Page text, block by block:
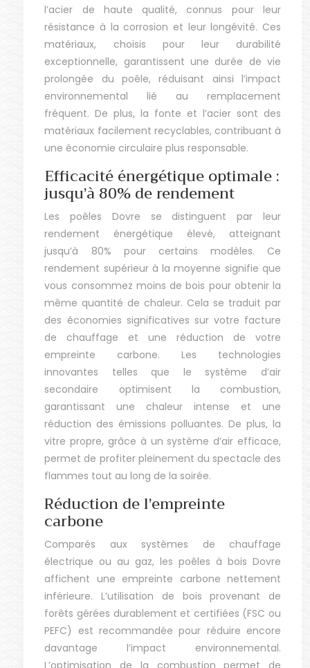
l’acier de haute qualité, connus pour leur
résistance à la corrosion et leur longévité. Ces
matériaux, choisis pour leur durabilité
exceptionnelle, garantissent une durée de vie
prolongée du poêle, réduisant ainsi l’impact
environnemental lié au remplacement
fréquent. De plus, la fonte et l’acier sont des
matériaux facilement recyclables, contribuant à
une économie circulaire plus responsable.
Efficacité énergétique optimale :
jusqu’à 80% de rendement
Les poêles Dovre se distinguent par leur
rendement énergétique élevé, atteignant
jusqu’à 80% pour certains modèles. Ce
rendement supérieur à la moyenne signifie que
vous consommez moins de bois pour obtenir la
même quantité de chaleur. Cela se traduit par
des économies significatives sur votre facture
de chauffage et une réduction de votre
empreinte carbone. Les technologies
innovantes telles que le système d’air
secondaire optimisent la combustion,
garantissant une chaleur intense et une
réduction des émissions polluantes. De plus, la
vitre propre, grâce à un système d’air efficace,
permet de profiter pleinement du spectacle des
flammes tout au long de la soirée.
Réduction de l’empreinte
carbone
Comparés aux systèmes de chauffage
électrique ou au gaz, les poêles à bois Dovre
affichent une empreinte carbone nettement
inférieure. L’utilisation de bois provenant de
forêts gérées durablement et certifiées (FSC ou
PEFC) est recommandée pour réduire encore
davantage l’impact environnemental.
L’optimisation de la combustion permet de